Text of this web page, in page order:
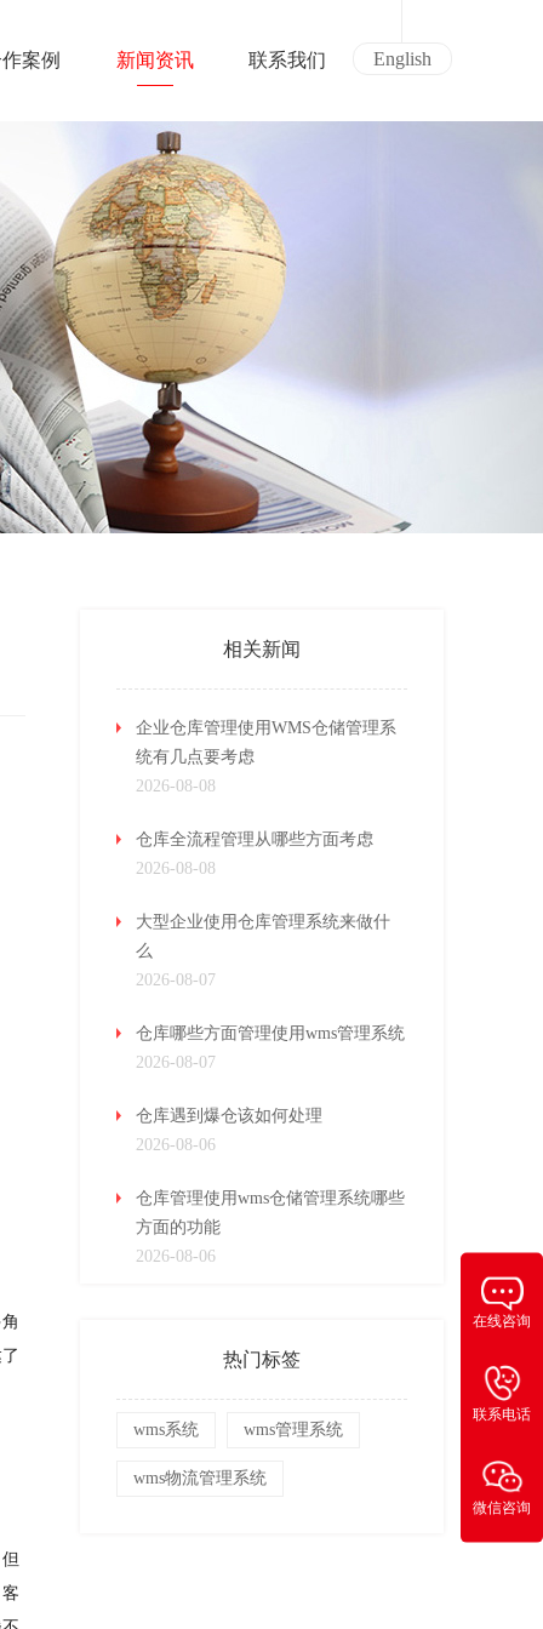
案例 新闻资讯 联系我们 English
相关新闻
企业仓库管理使用WMS仓储管理系
统有几点要考虑
2026-08-08
仓库全流程管理从哪些方面考虑
2026-08-08
大型企业使用仓库管理系统来做什
么
2026-08-07
仓库哪些方面管理使用wms管理系统
2026-08-07
仓库遇到爆仓该如何处理
2026-08-06
仓库管理使用wms仓储管理系统哪些
方面的功能
2026-08-06
热门标签
wms系统 wms管理系统
wms物流管理系统
在线咨询
联系电话
微信咨询